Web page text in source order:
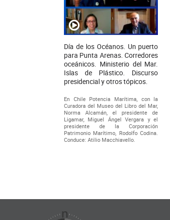
Día de los Océanos. Un puerto
para Punta Arenas. Corredores
oceánicos. Ministerio del Mar.
Islas de Plástico. Discurso
presidencial y otros tópicos.
En Chile Potencia Marítima, con la
Curadora del Museo del Libro del Mar,
Norma Alcamán, el presidente de
Ligamar, Miguel Ángel Vergara y el
presidente de la Corporación
Patrimonio Marítimo, Rodolfo Codina.
Conduce: Atilio Macchiavello.